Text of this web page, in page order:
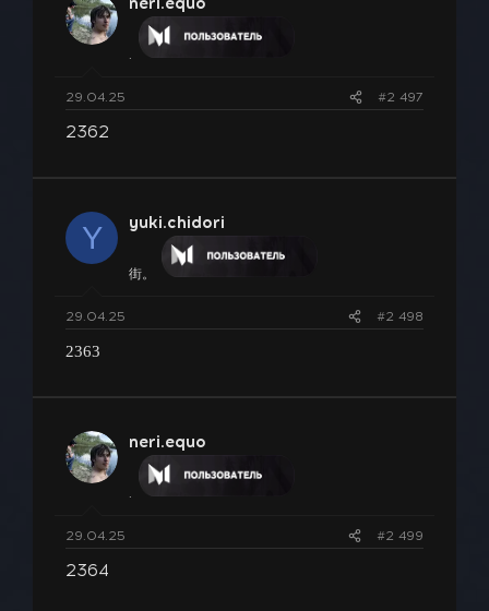
.
29.04.25 #2 497
2362
Y yuki.chidori
街。
29.04.25 #2 498
2363
neri.equo
.
29.04.25 #2 499
2364